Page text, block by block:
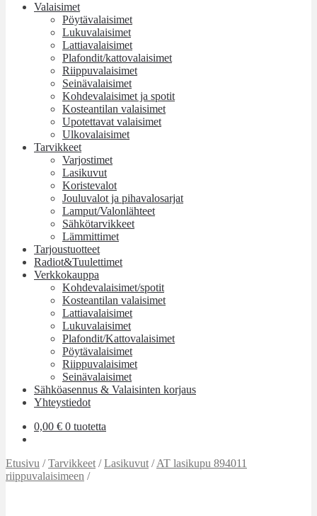
Valaisimet
Pöytävalaisimet
Lukuvalaisimet
Lattiavalaisimet
Plafondit/kattovalaisimet
Riippuvalaisimet
Seinävalaisimet
Kohdevalaisimet ja spotit
Kosteantilan valaisimet
Upotettavat valaisimet
Ulkovalaisimet
Tarvikkeet
Varjostimet
Lasikuvut
Koristevalot
Jouluvalot ja pihavalosarjat
Lamput/Valonlähteet
Sähkötarvikkeet
Lämmittimet
Tarjoustuotteet
Radiot&Tuulettimet
Verkkokauppa
Kohdevalaisimet/spotit
Kosteantilan valaisimet
Lattiavalaisimet
Lukuvalaisimet
Plafondit/Kattovalaisimet
Pöytävalaisimet
Riippuvalaisimet
Seinävalaisimet
Sähköasennus & Valaisinten korjaus
Yhteystiedot
0,00 € 0 tuotetta
Etusivu /Tarvikkeet /Lasikuvut /AT lasikupu 894011
riippuvalaisimeen /